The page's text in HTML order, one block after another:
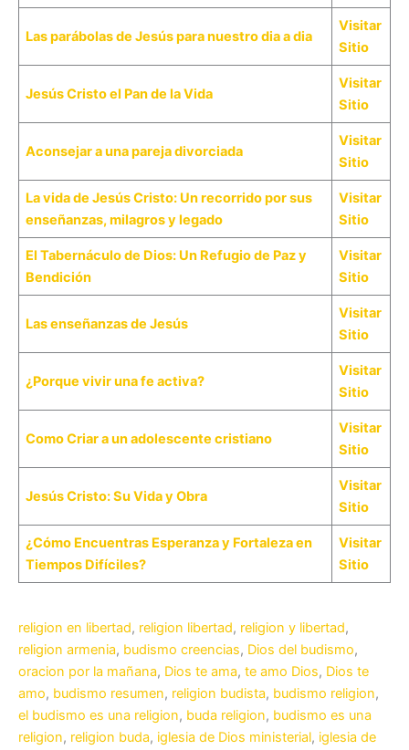
Las parábolas de Jesús para nuestro dia a dia
Visitar
Sitio
Jesús Cristo el Pan de la Vida
Visitar
Sitio
Aconsejar a una pareja divorciada
Visitar
Sitio
La vida de Jesús Cristo: Un recorrido por sus
enseñanzas, milagros y legado
Visitar
Sitio
El Tabernáculo de Dios: Un Refugio de Paz y
Bendición
Visitar
Sitio
Las enseñanzas de Jesús
Visitar
Sitio
¿Porque vivir una fe activa?
Visitar
Sitio
Como Criar a un adolescente cristiano
Visitar
Sitio
Jesús Cristo: Su Vida y Obra
Visitar
Sitio
¿Cómo Encuentras Esperanza y Fortaleza en
Tiempos Difíciles?
Visitar
Sitio
religion en libertad, religion libertad, religion y libertad,
religion armenia, budismo creencias, Dios del budismo,
oracion por la mañana, Dios te ama, te amo Dios, Dios te
amo, budismo resumen, religion budista, budismo religion,
el budismo es una religion, buda religion, budismo es una
religion, religion buda, iglesia de Dios ministerial, iglesia de